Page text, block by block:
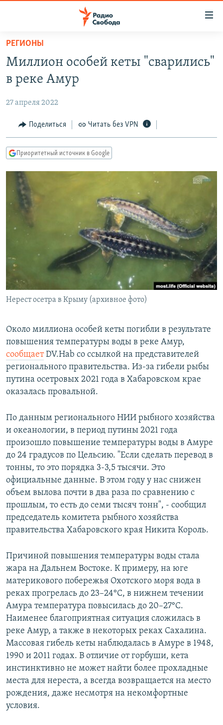
упрощенного
доступа
основному
Вернутся
главной
навигации
Вернутся
поиску
АВТОРСКИЕ ПРОЕКТЫ
ЦИТАТЫ СВОБОДЫ
МНЕНИЯ
IDEL.РЕАЛИИ
КАВКАЗ.РЕАЛИИ
СЕВЕР.РЕАЛИИ
РАСПИСАНИЕ ВЕЩАНИЯ
ПОДПИШИТЕСЬ НА РАССЫЛКУ
СОЦИАЛЬНЫЕ СЕТИ
Все сайты РСЕ/РС
РЕГИОНЫ
Миллион особей кеты "сварились"
в реке Амур
27 апреля 2022
Поделиться Читать без VPN
Приоритетный источник в Google
Нерест осетра в Крыму (архивное фото)
Около миллиона особей кеты погибли в результате
повышения температуры воды в реке Амур,
сообщаетDV.Hab со ссылкой на представителей
регионального правительства. Из-за гибели рыбы
путина осетровых 2021 года в Хабаровском крае
оказалась провальной.
По данным регионального НИИ рыбного хозяйства
и океанологии, в период путины 2021 года
произошло повышение температуры воды в Амуре
до 24 градусов по Цельсию. "Если сделать перевод в
тонны, то это порядка 3-3,5 тысячи. Это
официальные данные. В этом году у нас снижен
объем вылова почти в два раза по сравнению с
прошлым, то есть до семи тысяч тонн", - сообщил
председатель комитета рыбного хозяйства
правительства Хабаровского края Никита Король.
Причиной повышения температуры воды стала
жара на Дальнем Востоке. К примеру, на юге
материкового побережья Охотского моря вода в
реках прогрелась до 23–24°С, в нижнем течении
Амура температура повысилась до 20–27°С.
Наименее благоприятная ситуация сложилась в
реке Амур, а также в некоторых реках Сахалина.
Массовая гибель кеты наблюдалась в Амуре в 1948,
1990 и 2011 годах. В отличие от горбуши, кета
инстинктивно не может найти более прохладные
места для нереста, а всегда возвращается на место
рождения, даже несмотря на некомфортные
условия.